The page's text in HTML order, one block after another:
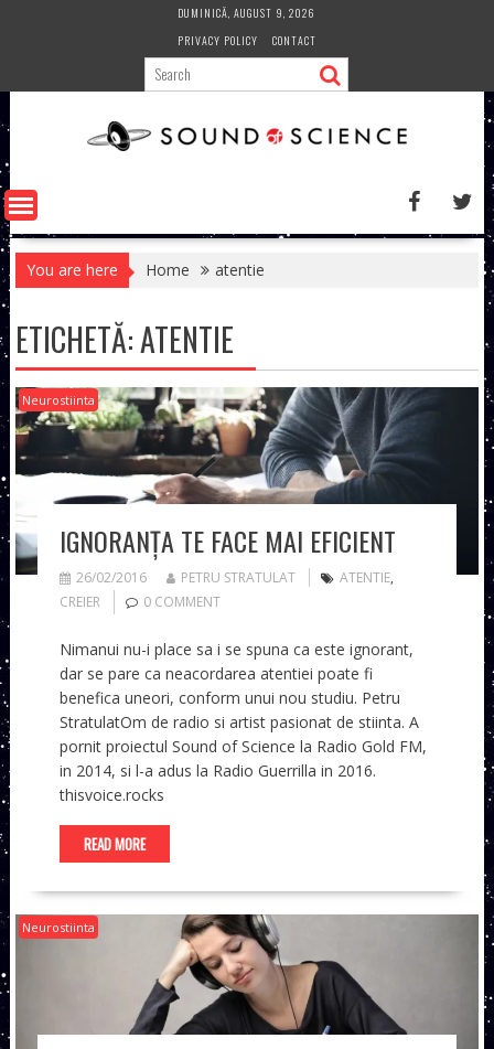
DUMINICĂ, AUGUST 9, 2026
PRIVACY POLICY
CONTACT
You are here Home atentie
ETICHETĂ:ATENTIE
Neurostiinta
IGNORANȚA TE FACE MAI EFICIENT
26/02/2016 PETRU STRATULAT ATENTIE,
CREIER
0 COMMENT
Nimanui nu-i place sa i se spuna ca este ignorant,
dar se pare ca neacordarea atentiei poate fi
benefica uneori, conform unui nou studiu. Petru
StratulatOm de radio si artist pasionat de stiinta. A
pornit proiectul Sound of Science la Radio Gold FM,
in 2014, si l-a adus la Radio Guerrilla in 2016.
thisvoice.rocks
READ MORE
Neurostiinta